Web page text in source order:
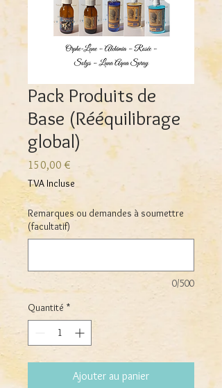
Pack Produits de
Base (Rééquilibrage
global)
150,00 €
TVA Incluse
Remarques ou demandes à soumettre
(facultatif)
0/500
Quantité *
Ajouter au panier